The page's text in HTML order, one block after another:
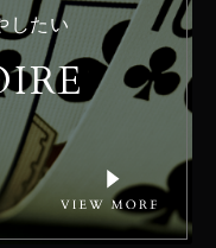
したい